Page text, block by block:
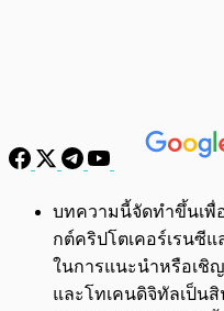
พร้อมเล่น
บทความนี้จัดทำขึ้นเพื่
กต์คริปโตเคอร์เรนซี
ในการแนะนำหรือเชิ
และโทเคนดิจิทัลเป็น